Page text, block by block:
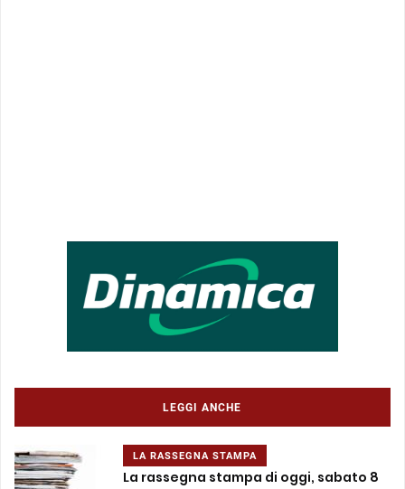
LEGGI ANCHE
LA RASSEGNA STAMPA
La rassegna stampa di oggi, sabato 8